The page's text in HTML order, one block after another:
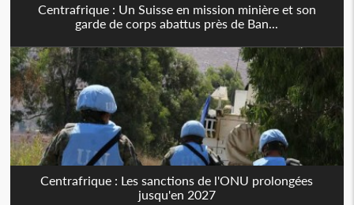
Centrafrique : Un Suisse en mission minière et son
garde de corps abattus près de Ban...
Centrafrique : Les sanctions de l'ONU prolongées
jusqu'en 2027